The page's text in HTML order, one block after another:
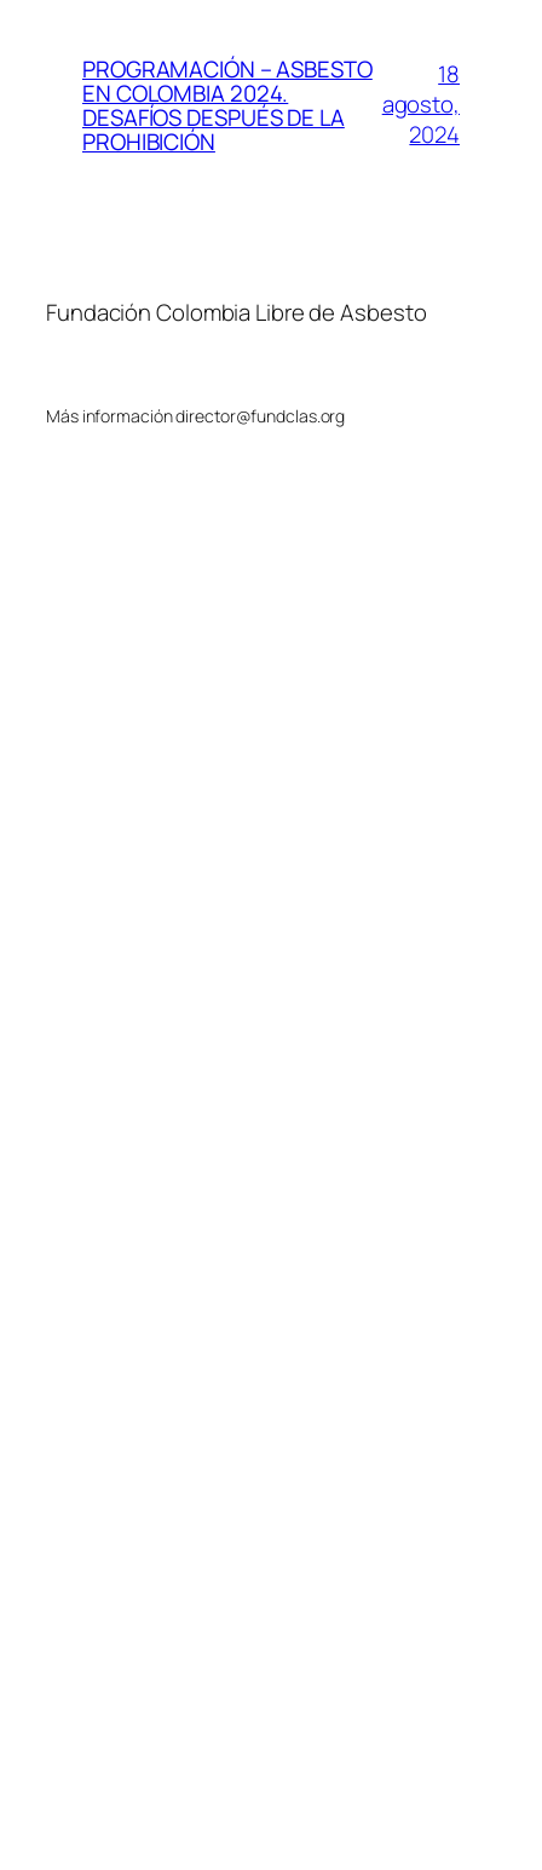
PROGRAMACIÓN – ASBESTO
EN COLOMBIA 2024.
DESAFÍOS DESPUÉS DE LA
PROHIBICIÓN
18
agosto,
2024
Fundación Colombia Libre de Asbesto
Más información director@fundclas.org